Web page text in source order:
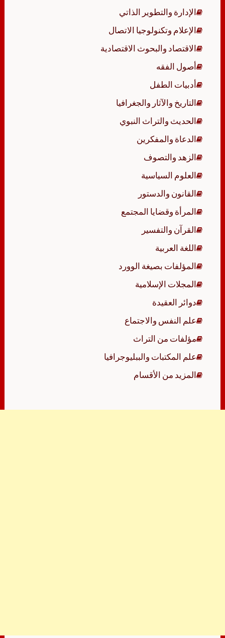
الإدارة والتطوير الذاتي
الإعلام وتكنولوجيا الاتصال
الاقتصاد والبحوث الاقتصادية
أصول الفقه
أدبيات الطفل
التاريخ والآثار والجغرافيا
الحديث والتراث النبوي
الدعاة والمفكرين
الزهد والتصوف
العلوم السياسية
القانون والدستور
المرأة وقضايا المجتمع
القرآن والتفسير
اللغة العربية
المؤلفات بصيغة الوورد
المجلات الإسلامية
دوائر العقيدة
علم النفس والاجتماع
مؤلفات من التراث
علم المكتبات والببليوجرافيا
المزيد من الأقسام